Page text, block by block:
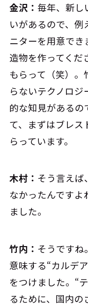
金沢： 毎年、新し
いがあるので、例
ニターを用意でき
造物を作ってくだ
もらって（笑）
らないテクノロ
的な知見があるの
て、まずはブレス
らっています。
木村： そう言えば
なかったんですよ
ました。
竹内： そうですね
意味する“カルデ
をつけました。“
るために、国内